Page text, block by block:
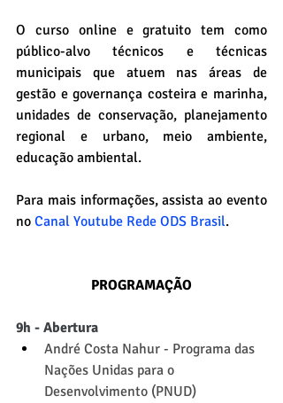
O curso online e gratuito tem como
público-alvo técnicos e técnicas
municipais que atuem nas áreas de
gestão e governança costeira e marinha,
unidades de conservação, planejamento
regional e urbano, meio ambiente,
educação ambiental.
Para mais informações, assista ao evento
no Canal Youtube Rede ODS Brasil.
PROGRAMAÇÃO
9h - Abertura
André Costa Nahur - Programa das
Nações Unidas para o
Desenvolvimento (PNUD)